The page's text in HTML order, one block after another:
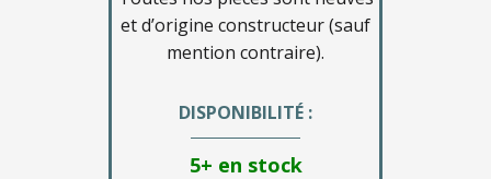
et d’origine constructeur (sauf
mention contraire).
DISPONIBILITÉ :
5+ en stock